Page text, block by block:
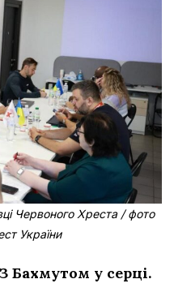
Червоного Хреста / фото
України
Бахмутом у серці.